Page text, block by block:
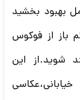
بهبود بخشید
باز از فوکوس
شوید.از این